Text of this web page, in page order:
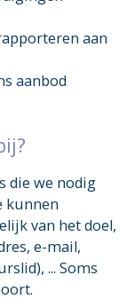
aan
aanbod
die we nodig
kunnen
van het doel,
e-mail,
... Soms